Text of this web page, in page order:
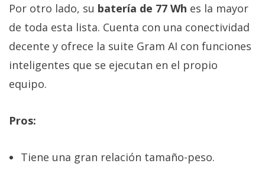
Por otro lado, su batería de 77 Wh es la mayor
de toda esta lista. Cuenta con una conectividad
decente y ofrece la suite Gram AI con funciones
inteligentes que se ejecutan en el propio
equipo.
Pros:
Tiene una gran relación tamaño-peso.